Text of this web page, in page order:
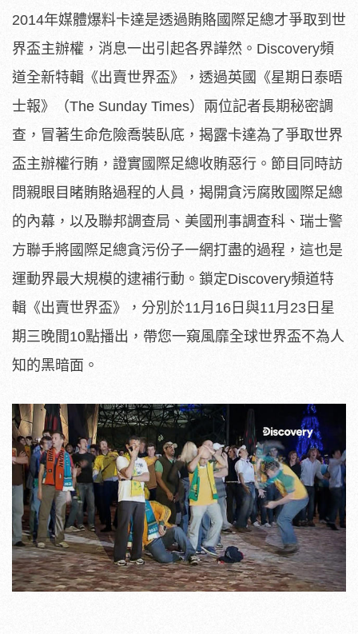
2014年媒體爆料卡達是透過賄賂國際足總才爭取到世
界盃主辦權，消息一出引起各界譁然。Discovery頻
道全新特輯《出賣世界盃》，透過英國《星期日泰晤
士報》（The Sunday Times）兩位記者長期秘密調
查，冒著生命危險喬裝臥底，揭露卡達為了爭取世界
盃主辦權行賄，證實國際足總收賄惡行。節目同時訪
問親眼目睹賄賂過程的人員，揭開貪污腐敗國際足總
的內幕，以及聯邦調查局、美國刑事調查科、瑞士警
方聯手將國際足總貪污份子一網打盡的過程，這也是
運動界最大規模的逮補行動。鎖定Discovery頻道特
輯《出賣世界盃》，分別於11月16日與11月23日星
期三晚間10點播出，帶您一窺風靡全球世界盃不為人
知的黑暗面。